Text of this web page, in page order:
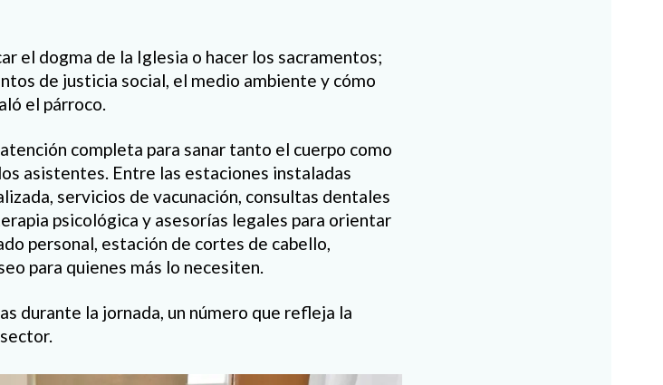
el dogma de la Iglesia o hacer los sacramentos;
de justicia social, el medio ambiente y cómo
el párroco.
completa para sanar tanto el cuerpo como
asistentes. Entre las estaciones instaladas
servicios de vacunación, consultas dentales
psicológica y asesorías legales para orientar
personal, estación de cortes de cabello,
para quienes más lo necesiten.
durante la jornada, un número que refleja la